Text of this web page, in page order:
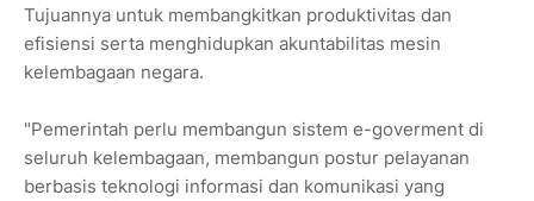
Tujuannya untuk membangkitkan produktivitas dan
efisiensi serta menghidupkan akuntabilitas mesin
kelembagaan negara.
"Pemerintah perlu membangun sistem e-goverment di
seluruh kelembagaan, membangun postur pelayanan
berbasis teknologi informasi dan komunikasi yang